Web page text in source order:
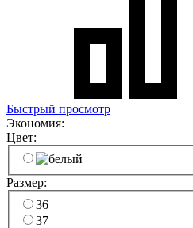
Быстрый просмотр
Экономия:
Цвет:
Размер:
36
37